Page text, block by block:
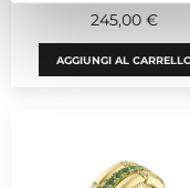
245,00 €
AGGIUNGI AL